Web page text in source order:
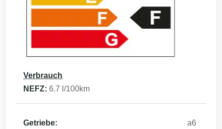
Verbrauch
NEFZ: 6.7 l/100km
Getriebe: a6